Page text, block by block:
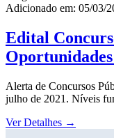
Adicionado em: 05/03/
Edital
Alerta de Concursos
julho de 2021. Níveis
Ver Detalhes →